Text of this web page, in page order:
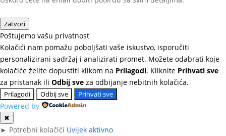
Zatvori
Poštujemo vašu privatnost
Kolačići nam pomažu poboljšati vaše iskustvo, isporučiti
personalizirani sadržaj i analizirati promet. Možete odabrati koje
kolačiće želite dopustiti klikom na Prilagodi. Kliknite Prihvati sve
za pristanak ili Odbij sve za odbijanje nebitnih kolačića.
Prilagodi Odbij sve Prihvati sve
Powered by
✖
► Potrebni kolačići Uvijek aktivno